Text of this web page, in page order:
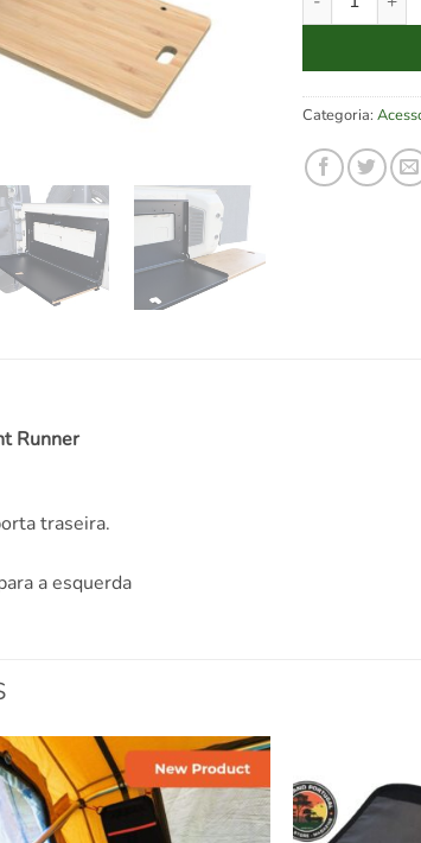
Categoria:
Runner
traseira.
a esquerda